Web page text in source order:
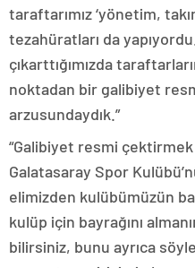
taraftarımız ‘yönetim,
tezahüratları da
çıkarttığımızda
noktadan bir galibiyet
arzusundaydık.”
“Galibiyet resmi çektirmek
Galatasaray Spor
elimizden kulübümüzün
kulüp için bayrağını
bilirsiniz, bunu ayrıca